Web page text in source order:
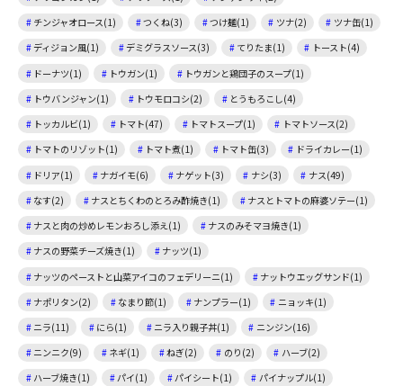
チンジャオロース(1)
つくね(3) つけ麺(1) ツナ(2)
ツナ缶(1)
ディジョン風(1)
デミグラスソース(3) てりたま(1)
トースト(4)
ドーナツ(1)
トウガン(1)
トウガンと鶏団子のスープ(1)
トウバンジャン(1)
トウモロコシ(2)
とうもろこし(4)
トッカルビ(1)
トマト(47) トマトスープ(1)
トマトソース(2)
トマトのリゾット(1)
トマト煮(1) トマト缶(3)
ドライカレー(1)
ドリア(1)
ナガイモ(6) ナゲット(3) ナシ(3)
ナス(49)
なす(2)
ナスとちくわのとろみ酢焼き(1)
ナスとトマトの麻婆ソテー(1)
ナスと肉の炒めレモンおろし添え(1)
ナスのみそマヨ焼き(1)
ナスの野菜チーズ焼き(1)
ナッツ(1)
ナッツのペーストと山菜アイコのフェデリーニ(1)
ナットウエッグサンド(1)
ナポリタン(2)
なまり節(1) ナンプラー(1)
ニョッキ(1)
ニラ(11)
にら(1) ニラ入り親子丼(1)
ニンジン(16)
ニンニク(9)
ネギ(1) ねぎ(2) のり(2)
ハーブ(2)
ハーブ焼き(1)
パイ(1) パイシート(1)
パイナップル(1)